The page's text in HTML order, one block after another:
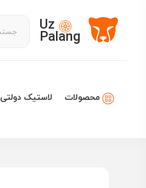
Uz
Palang
محصولات لاستیک دولتی